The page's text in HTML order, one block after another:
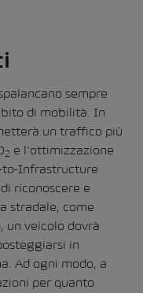
sempre
di mobilità. In
un traffico più
2 e l’ottimizzazione
to-Infrastructure
riconoscere e
stradale, come
un veicolo dovrà
in
Ad ogni modo, a
per quanto